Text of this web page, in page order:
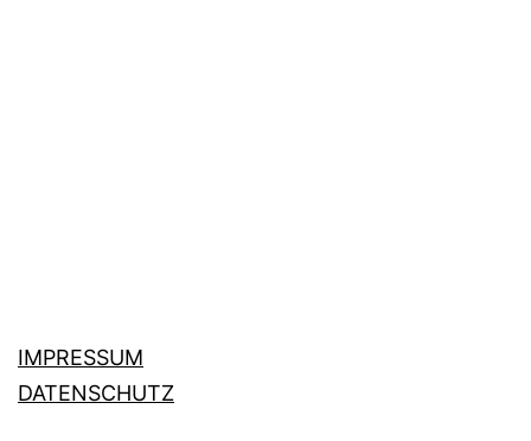
IMPRESSUM
DATENSCHUTZ